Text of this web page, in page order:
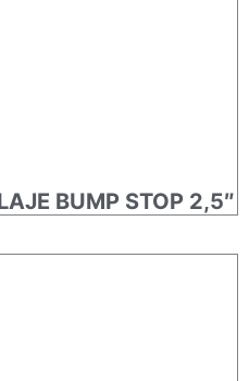
BUMP STOP 2,5″